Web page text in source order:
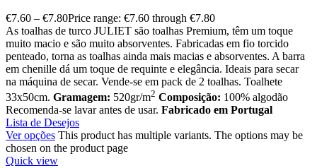
€7.60 – €7.80Price range: €7.60 through €7.80
As toalhas de turco JULIET são toalhas Premium, têm um toque
muito macio e são muito absorventes. Fabricadas em fio torcido
penteado, torna as toalhas ainda mais macias e absorventes. A barra
em chenille dá um toque de requinte e elegância. Ideais para secar
na máquina de secar. Vende-se em pack de 2 toalhas. Toalhete
33x50cm. Gramagem: 520gr/m2 Composição: 100% algodão
Recomenda-se lavar antes de usar. Fabricado em Portugal
Lista de Desejos
Ver opções This product has multiple variants. The options may be
chosen on the product page
Quick view